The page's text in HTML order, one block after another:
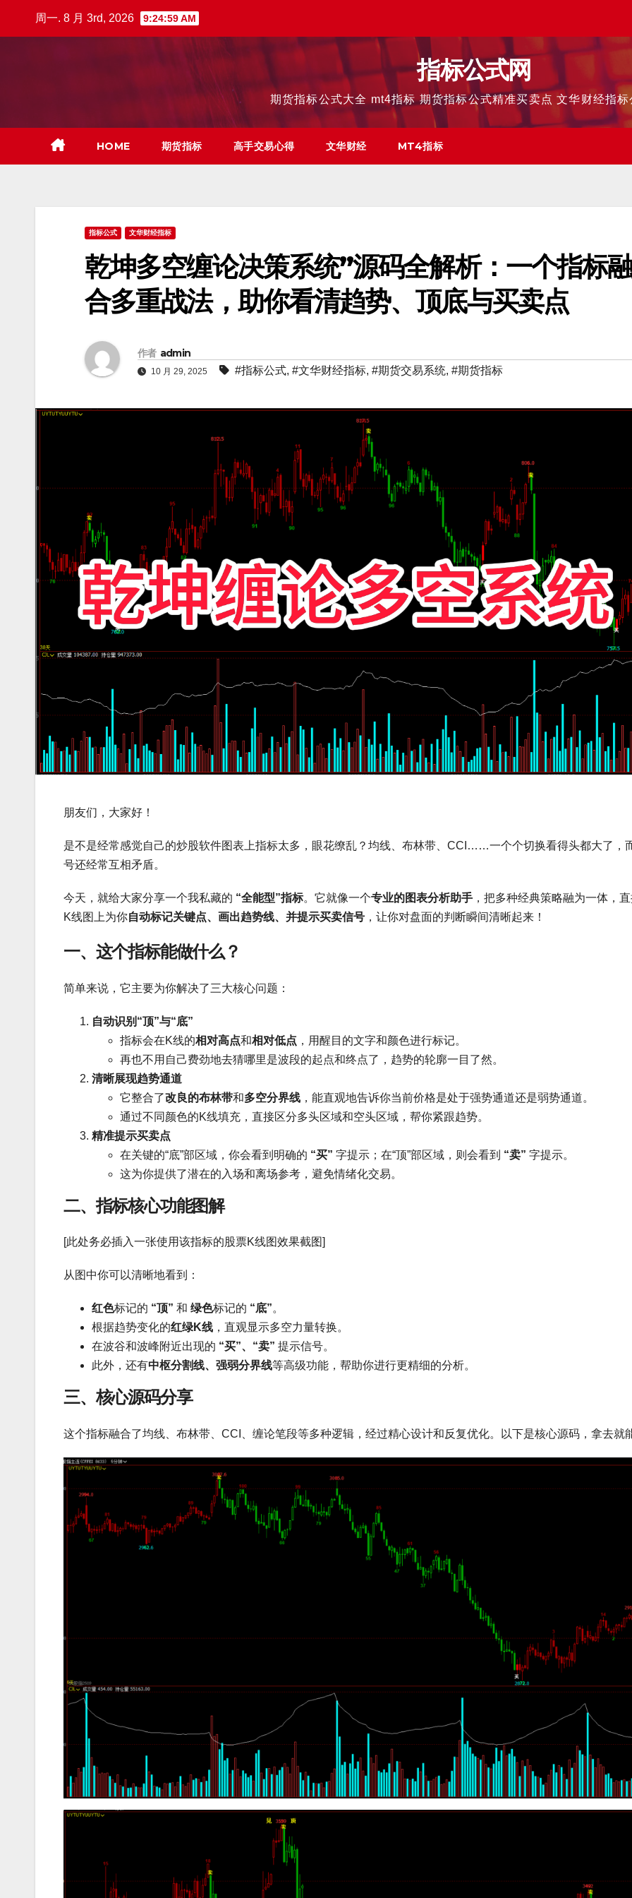
周一. 8 月 3rd, 2026 9:25:00 AM
指标公式网
期货指标公式大全 mt4指标 期货指标公式精准买卖点 文华财经指
HOME 期货指标 高手交易心得 文华财经 MT4指标
指标公式 文华财经指标
乾坤多空缠论决策系统”源码全解析：一个指标
合多重战法，助你看清趋势、顶底与买卖点
作者 admin
10 月 29, 2025 #指标公式, #文华财经指标, #期货交易系统, #期货指标
朋友们，大家好！
是不是经常感觉自己的炒股软件图表上指标太多，眼花缭乱？均线、布林带、CCI……一个个切换看得头都大了，
号还经常互相矛盾。
今天，就给大家分享一个我私藏的 “全能型”指标。它就像一个专业的图表分析助手 ，把多种经典策略融为一体，
K线图上为你自动标记关键点、画出趋势线、并提示买卖信号 ，让你对盘面的判断瞬间清晰起来！
一、这个指标能做什么？
简单来说，它主要为你解决了三大核心问题：
自动识别“顶”与“底”
指标会在K线的相对高点和相对低点 ，用醒目的文字和颜色进行标记。
再也不用自己费劲地去猜哪里是波段的起点和终点了，趋势的轮廓一目了然。
清晰展现趋势通道
它整合了改良的布林带和多空分界线 ，能直观地告诉你当前价格是处于强势通道还是弱势通道。
通过不同颜色的K线填充，直接区分多头区域和空头区域，帮你紧跟趋势。
精准提示买卖点
在关键的“底”部区域，你会看到明确的 “买” 字提示；在“顶”部区域，则会看到 “卖” 字提示。
这为你提供了潜在的入场和离场参考，避免情绪化交易。
二、指标核心功能图解
[此处务必插入一张使用该指标的股票K线图效果截图]
从图中你可以清晰地看到：
红色标记的 “顶” 和 绿色标记的 “底”。
根据趋势变化的红绿K线 ，直观显示多空力量转换。
在波谷和波峰附近出现的 “买”、“卖” 提示信号。
此外，还有中枢分割线、强弱分界线等高级功能，帮助你进行更精细的分析。
三、核心源码分享
这个指标融合了均线、布林带、CCI、缠论笔段等多种逻辑，经过精心设计和反复优化。以下是核心源码，拿去就